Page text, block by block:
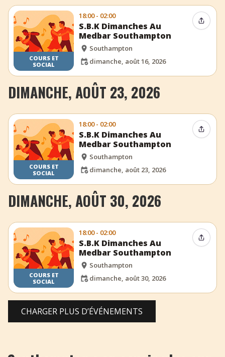
COURS ET
SOCIAL
18:00 - 02:00
S.B.K Dimanches Au
Medbar Southampton
Southampton
dimanche, août 16, 2026
DIMANCHE, AOÛT 23, 2026
COURS ET
SOCIAL
18:00 - 02:00
S.B.K Dimanches Au
Medbar Southampton
Southampton
dimanche, août 23, 2026
DIMANCHE, AOÛT 30, 2026
COURS ET
SOCIAL
18:00 - 02:00
S.B.K Dimanches Au
Medbar Southampton
Southampton
dimanche, août 30, 2026
CHARGER PLUS D’ÉVÉNEMENTS